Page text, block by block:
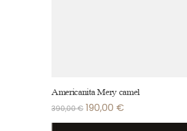
Americanita Mery camel
390,00€ 190,00 €